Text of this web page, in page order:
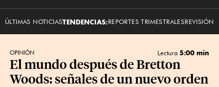
ÚLTIMAS NOTICIASTENDENCIAS:REPORTES TRIMESTRALESREVISIÓN
OPINIÓN Lectura 5:00 min
El mundo después de Bretton
Woods: señales de un nuevo orden